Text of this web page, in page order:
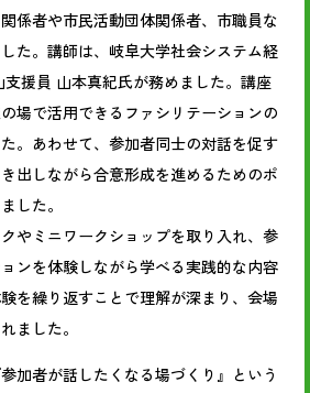
係者や市民活動団体関係者、市職員な
た。講師は、岐阜大学社会システム経
援員 山本真紀氏が務めました。講座
場で活用できるファシリテーションの
。あわせて、参加者同士の対話を促す
出しながら合意形成を進めるためのポ
した。
やミニワークショップを取り入れ、参
ンを体験しながら学べる実践的な内容
を繰り返すことで理解が深まり、会場
ました。
参加者が話したくなる場づくり』という